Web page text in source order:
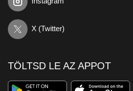
X (Twitter)
TÖLTSD LE AZ APPOT